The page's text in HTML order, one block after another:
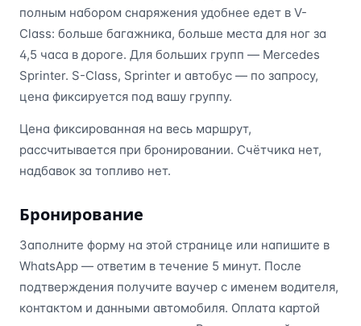
полным набором снаряжения удобнее едет в V-
Class: больше багажника, больше места для ног за
4,5 часа в дороге. Для больших групп — Mercedes
Sprinter. S-Class, Sprinter и автобус — по запросу,
цена фиксируется под вашу группу.
Цена фиксированная на весь маршрут,
рассчитывается при бронировании. Счётчика нет,
надбавок за топливо нет.
Бронирование
Заполните форму на этой странице или напишите в
WhatsApp — ответим в течение 5 минут. После
подтверждения получите ваучер с именем водителя,
контактом и данными автомобиля. Оплата картой